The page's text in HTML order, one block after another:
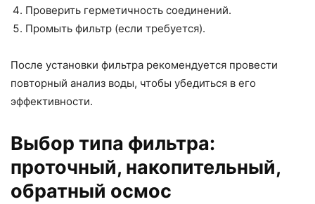
Проверить герметичность соединений.
Промыть фильтр (если требуется).
После установки фильтра рекомендуется провести
повторный анализ воды, чтобы убедиться в его
эффективности.
Выбор типа фильтра:
проточный, накопительный,
обратный осмос